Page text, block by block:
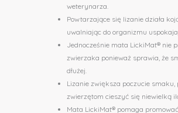
weterynarza.
Powtarzające się lizanie działa
uwalniając do organizmu
Jednocześnie mata LickiMat® nie
zwierzaka ponieważ sprawia, że
dłużej.
Lizanie zwiększa poczucie smaku,
zwierzętom cieszyć się niewielką
Mata LickiMat® pomaga